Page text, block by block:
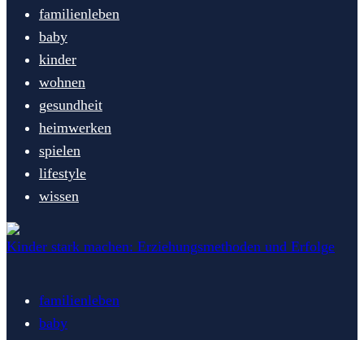
familienleben
baby
kinder
wohnen
gesundheit
heimwerken
spielen
lifestyle
wissen
Kinder stark machen: Erziehungsmethoden und Erfolge
familienleben
baby